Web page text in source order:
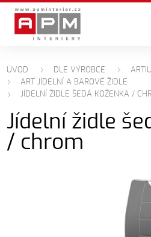
ÚVOD DLE VÝROBCE
ART JÍDELNÍ A BAROVÉ ŽIDLE
JÍDELNÍ ŽIDLE ŠEDÁ KOŽENKA /
Jídelní židle
/ chrom